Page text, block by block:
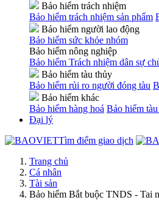
Bảo hiểm trách nhiệm
Bảo hiểm trách nhiệm sản phẩm
Bảo hiểm người lao động
Bảo hiểm sức khỏe nhóm
Bảo hiểm nông nghiệp
Bảo hiểm Trách nhiệm dân sự
Bảo hiểm tàu thủy
Bảo hiểm rủi ro người đóng tàu
Bảo hiểm khác
Bảo hiểm hàng hoá Bảo hiểm tàu
Đại lý
Tìm điểm giao dịch
Trang chủ
Cá nhân
Tài sản
Bảo hiểm Bắt buộc TNDS - Tai